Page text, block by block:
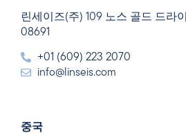
린세이즈(주) 109 노스 골드 드라
08691
+01 (609) 223 2070
info@linseis.com
중국